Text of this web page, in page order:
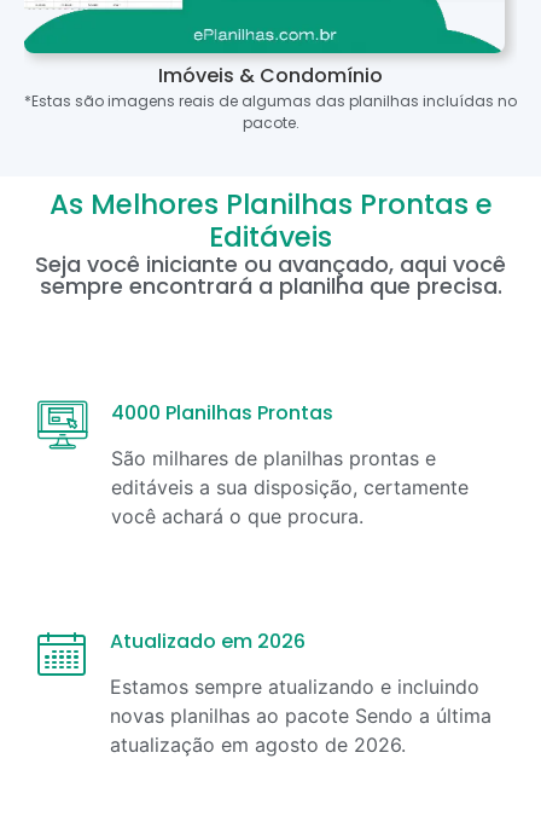
Imóveis & Condomínio
*Estas são imagens reais de algumas das planilhas incluídas no
pacote.
As Melhores Planilhas Prontas e
Editáveis
Seja você iniciante ou avançado, aqui você
sempre encontrará a planilha que precisa.
4000 Planilhas Prontas
São milhares de planilhas prontas e
editáveis a sua disposição, certamente
você achará o que procura.
Atualizado em 2026
Estamos sempre atualizando e incluindo
novas planilhas ao pacote Sendo a última
atualização em agosto de 2026.